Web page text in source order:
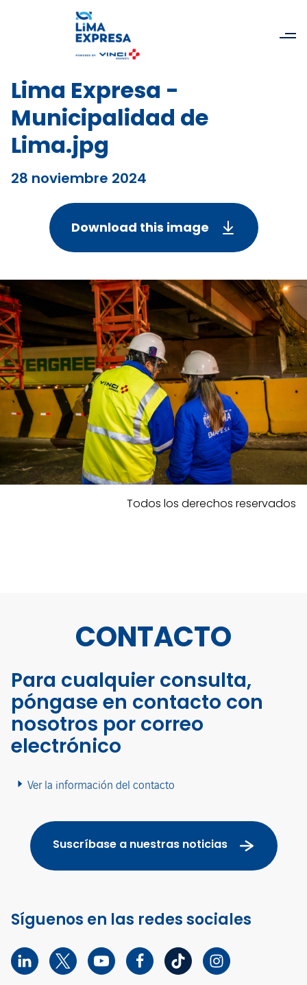
Lima Expresa -
Municipalidad de
Lima.jpg
28 noviembre 2024
Download this image
Todos los derechos reservados
CONTACTO
Para cualquier consulta,
póngase en contacto con
nosotros por correo
electrónico
Ver la información del contacto
Suscríbase a nuestras noticias
Síguenos en las redes sociales